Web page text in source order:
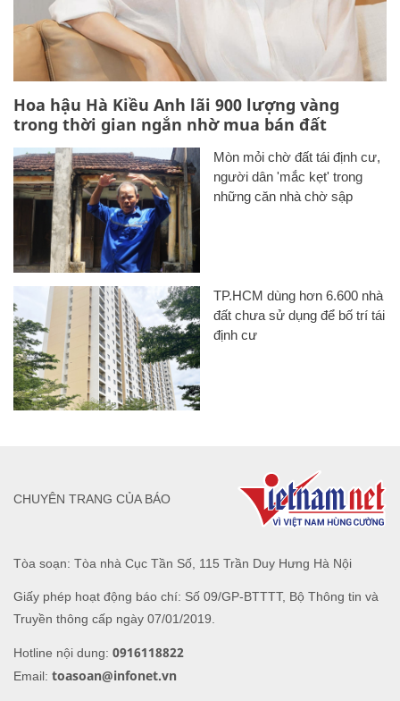
Hoa hậu Hà Kiều Anh lãi 900 lượng vàng
trong thời gian ngắn nhờ mua bán đất
Mòn mỏi chờ đất tái định cư,
người dân 'mắc kẹt' trong
những căn nhà chờ sập
TP.HCM dùng hơn 6.600 nhà
đất chưa sử dụng để bố trí tái
định cư
Tòa soạn: Tòa nhà Cục Tần Số, 115 Trần Duy Hưng Hà Nội
Giấy phép hoạt động báo chí: Số 09/GP-BTTTT, Bộ Thông tin và
Truyền thông cấp ngày 07/01/2019.
Hotline nội dung: 0916118822
Email: toasoan@infonet.vn
CHUYÊN TRANG CỦA BÁO